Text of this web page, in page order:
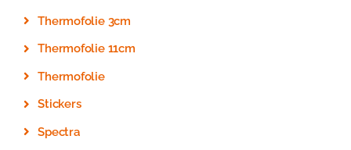
Thermofolie 3cm
Thermofolie 11cm
Thermofolie
Stickers
Spectra